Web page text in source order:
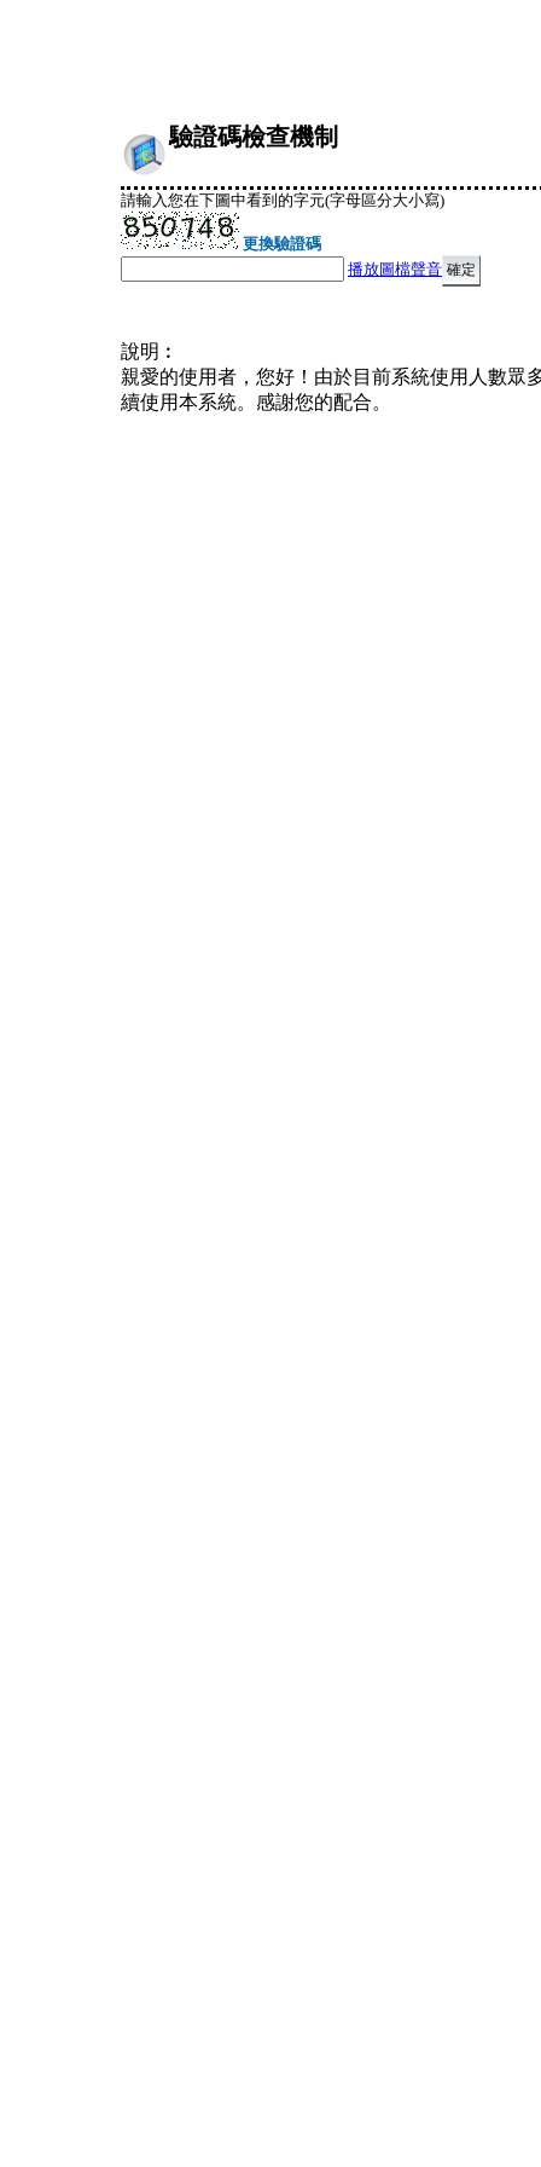
驗證碼檢查機制
請輸入您在下圖中看到的字元(字母區分大小寫)
更換驗證碼
播放圖檔聲音
說明︰
親愛的使用者，您好！由於目前系統使用人數眾
續使用本系統。感謝您的配合。